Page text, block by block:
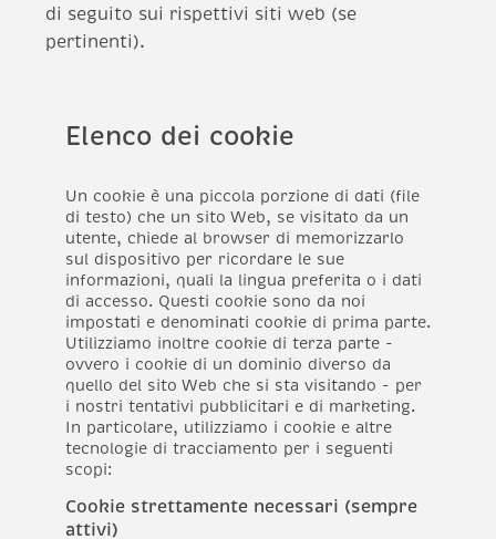
di seguito sui rispettivi siti web (se
pertinenti).
Elenco dei cookie
Un cookie è una piccola porzione di dati (file
di testo) che un sito Web, se visitato da un
utente, chiede al browser di memorizzarlo
sul dispositivo per ricordare le sue
informazioni, quali la lingua preferita o i dati
di accesso. Questi cookie sono da noi
impostati e denominati cookie di prima parte.
Utilizziamo inoltre cookie di terza parte -
ovvero i cookie di un dominio diverso da
quello del sito Web che si sta visitando - per
i nostri tentativi pubblicitari e di marketing.
In particolare, utilizziamo i cookie e altre
tecnologie di tracciamento per i seguenti
scopi:
Cookie strettamente necessari (sempre
attivi)